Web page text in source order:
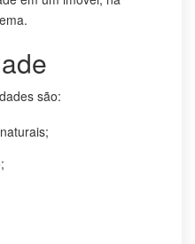
são: